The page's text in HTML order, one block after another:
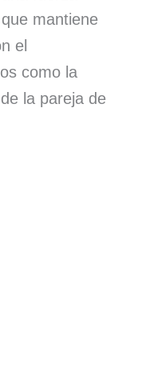
mantiene
el
como la
la pareja de